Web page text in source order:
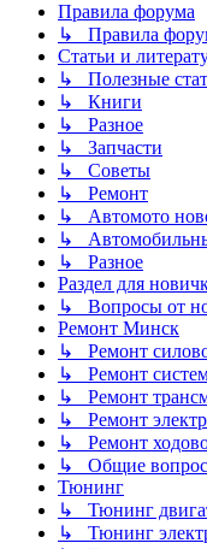
Правила форума
↳ Правила
Статьи и
↳ Полезные
↳ Книги
↳ Разное
↳ Запчасти
↳ Советы
↳ Ремонт
↳ Автомото
↳
↳ Разное
Раздел для
↳ Вопросы от
Ремонт Минск
↳ Ремонт
↳ Ремонт
↳ Ремонт
↳ Ремонт
↳ Ремонт
↳ Общие
Тюнинг
↳ Тюнинг
↳ Тюнинг